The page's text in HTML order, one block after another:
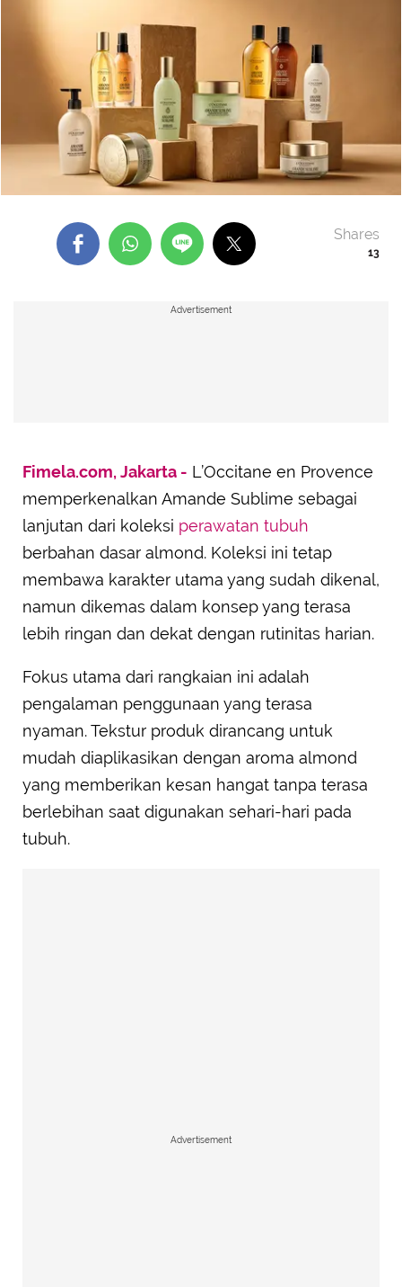
13
Shares
Advertisement
Fimela.com, Jakarta - L’Occitane en Provence
memperkenalkan Amande Sublime sebagai
lanjutan dari koleksi perawatan tubuh
berbahan dasar almond. Koleksi ini tetap
membawa karakter utama yang sudah dikenal,
namun dikemas dalam konsep yang terasa
lebih ringan dan dekat dengan rutinitas harian.
Fokus utama dari rangkaian ini adalah
pengalaman penggunaan yang terasa
nyaman. Tekstur produk dirancang untuk
mudah diaplikasikan dengan aroma almond
yang memberikan kesan hangat tanpa terasa
berlebihan saat digunakan sehari-hari pada
tubuh.
Advertisement